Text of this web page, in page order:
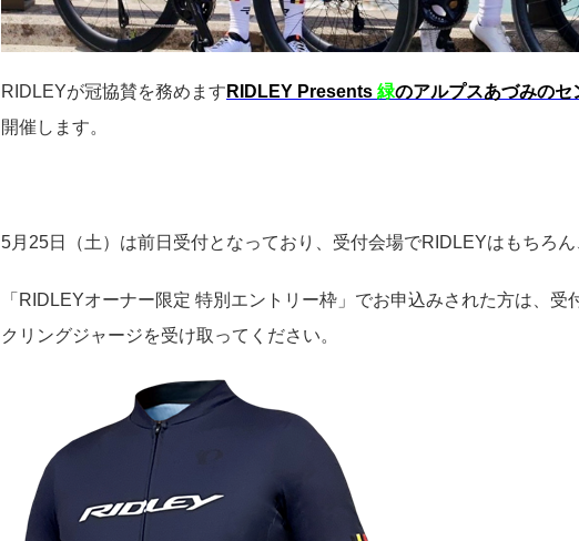
RIDLEYが冠協賛を務めます RIDLEY Presents 緑のアルプスあづみのセ
開催します。
5月25日（土）は前日受付となっており、受付会場でRIDLEYはもちろん
「RIDLEYオーナー限定 特別エントリー枠」でお申込みされた方は、
クリングジャージを受け取ってください。